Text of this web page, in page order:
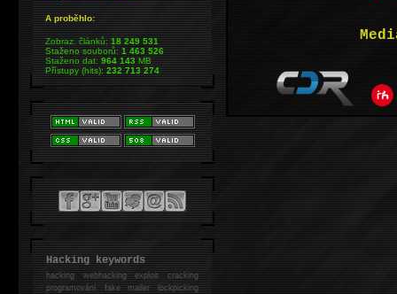
A proběhlo:
Zobraz. článků:18 249 531
Staženo souborů:1 463 526
Staženo dat:964 143MB
Přístupy (hits):232 713 274
Hacking keywords
hackingwebhacking exploit cracking
programování fake mailer lockpicking